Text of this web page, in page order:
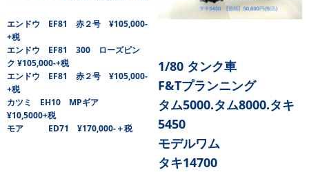
エンドウ EF81 赤２号 ¥105,000-
+税
エンドウ EF81 300 ローズピン
ク ¥105,000-+税
エンドウ EF81 赤２号 ¥105,000-
+税
カツミ EH10 MPギア
¥10,5000+税
モア ED71 ¥170,000-＋税
1/80 タンク車
F&Tプランニング
タム5000.タム8000.タキ
5450
モデルワム
タキ14700